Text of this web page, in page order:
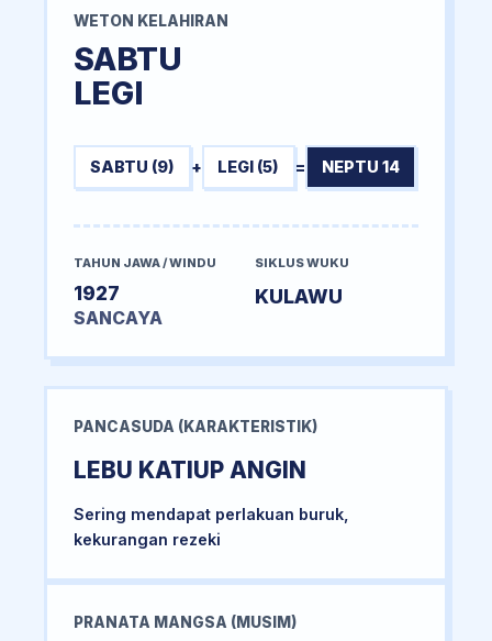
WETON KELAHIRAN
SABTU
LEGI
SABTU (9) + LEGI (5) = NEPTU 14
TAHUN JAWA / WINDU
1927
SANCAYA
SIKLUS WUKU
KULAWU
PANCASUDA (KARAKTERISTIK)
LEBU KATIUP ANGIN
Sering mendapat perlakuan buruk,
kekurangan rezeki
PRANATA MANGSA (MUSIM)